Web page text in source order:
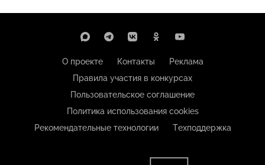
О проекте Контакты
Реклама
Правила участия в конкурсах
Пользовательское соглашение
Политика использования cookies
Рекомендательные технологии
Техподдержка